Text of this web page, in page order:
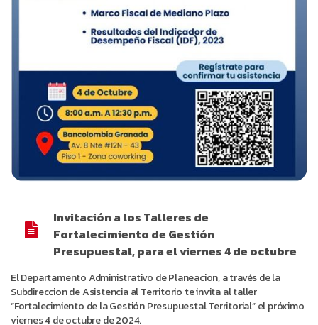
Invitación a los Talleres de
Fortalecimiento de Gestión
Presupuestal, para el viernes 4 de octubre
El Departamento Administrativo de Planeacion, a través de la
Subdireccion de Asistencia al Territorio te invita al taller
“Fortalecimiento de la Gestión Presupuestal Territorial” el próximo
viernes 4 de octubre de 2024.